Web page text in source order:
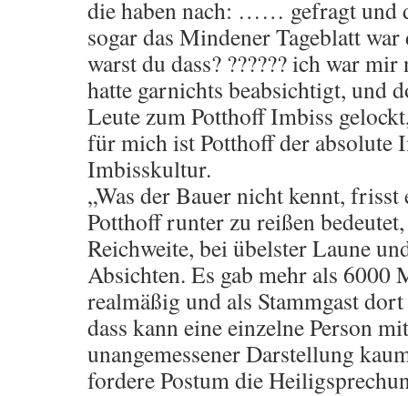
die haben nach: …… gefragt und
sogar das Mindener Tageblatt war
warst du dass? ?????? ich war
hatte garnichts beabsichtigt, und
Leute zum Potthoff Imbiss
für mich ist Potthoff der absolute
Imbisskultur.
„Was der Bauer nicht kennt, frisst
Potthoff runter zu reißen
Reichweite, bei übelster Laune
Absichten. Es gab mehr als 6000
realmäßig und als Stammgast
dass kann eine einzelne Person
unangemessener Darstellung
fordere Postum die